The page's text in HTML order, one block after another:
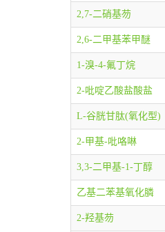
2,7-二硝基芴
2,6-二甲基苯甲醚
1-溴-4-氟丁烷
2-吡啶乙酸盐酸盐
L-谷胱甘肽(氧化型)
2-甲基-吡咯啉
3,3-二甲基-1-丁醇
乙基二苯基氧化膦
2-羟基芴